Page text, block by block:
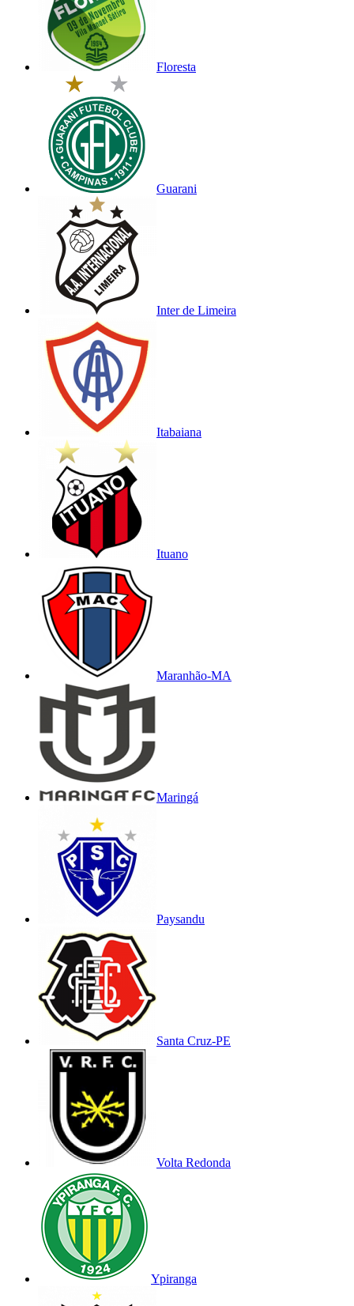
Floresta
Guarani
Inter de Limeira
Itabaiana
Ituano
Maranhão-MA
Maringá
Paysandu
Santa Cruz-PE
Volta Redonda
Ypiranga